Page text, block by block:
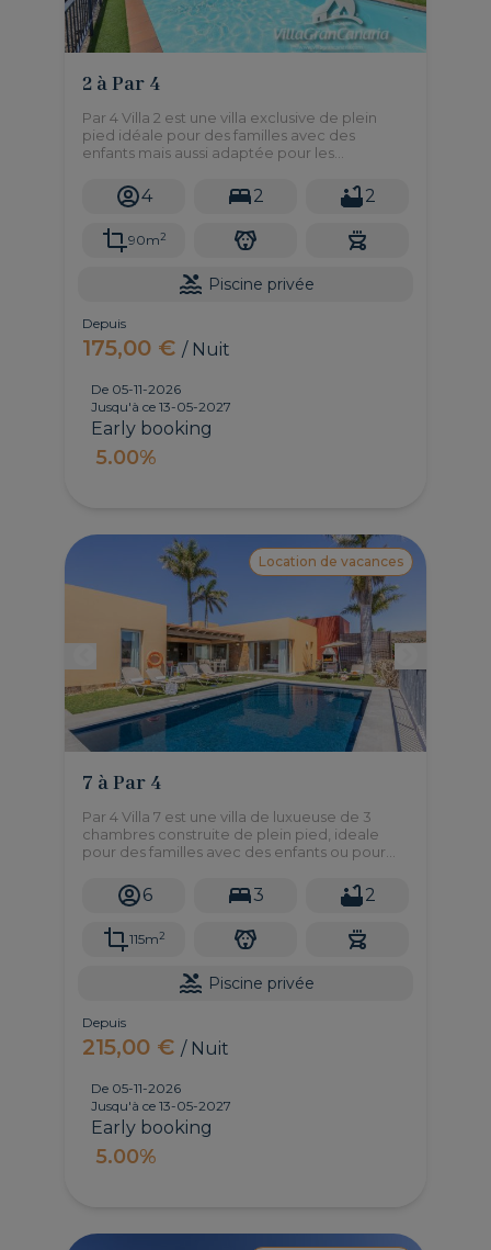
2 à Par 4
Par 4 Villa 2 est une villa exclusive de plein
pied idéale pour des familles avec des
enfants mais aussi adaptée pour les
se trouve à seulement 10 minutes des plages!
4 2 2
90m2
Piscine privée
Depuis
175,00 €/ Nuit
De 05-11-2026
Jusqu'à ce 13-05-2027
Early booking
5.00%
Location de vacances
7 à Par 4
Par 4 Villa 7 est une villa de luxueuse de 3
chambres construite de plein pied, ideale
pour des familles avec des enfants ou pour
et bien située.
6 3 2
115m2
Piscine privée
Depuis
215,00 €/ Nuit
De 05-11-2026
Jusqu'à ce 13-05-2027
Early booking
5.00%